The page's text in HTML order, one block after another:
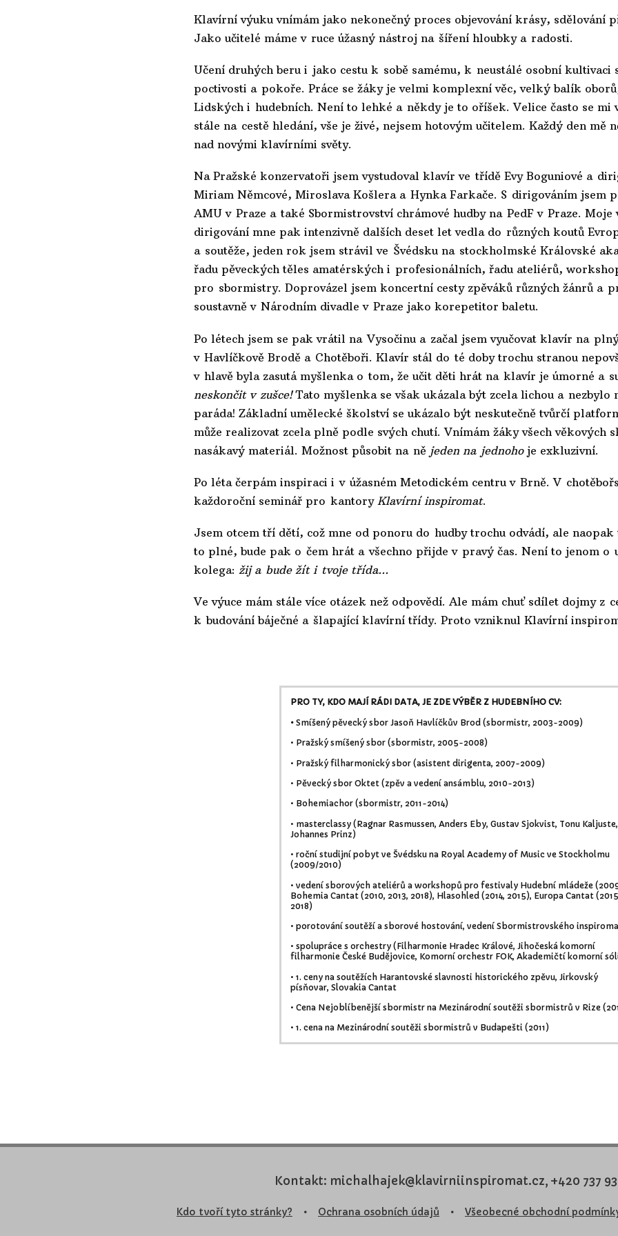
Klavírní výuku vnímám jako nekonečný proces objevování krásy, sdělování
Jako učitelé máme v ruce úžasný nástroj na šíření hloubky a radosti.
Učení druhých beru i jako cestu k sobě samému, k neustálé osobní kultivaci
poctivosti a pokoře. Práce se žáky je velmi komplexní věc, velký balík
Lidských i hudebních. Není to lehké a někdy je to oříšek. Velice často se mi
stále na cestě hledání, vše je živé, nejsem hotovým učitelem. Každý den mě
nad novými klavírními světy.
Na Pražské konzervatoři jsem vystudoval klavír ve třídě Evy Boguniové a
Miriam Němcové, Miroslava Košlera a Hynka Farkače. S dirigováním jsem
AMU v Praze a také Sbormistrovství chrámové hudby na PedF v Praze. Moje
dirigování mne pak intenzivně dalších deset let vedla do různých koutů
a soutěže, jeden rok jsem strávil ve Švédsku na stockholmské Královské
řadu pěveckých těles amatérských i profesionálních, řadu ateliérů,
pro sbormistry. Doprovázel jsem koncertní cesty zpěváků různých žánrů a
soustavně v Národním divadle v Praze jako korepetitor baletu.
Po létech jsem se pak vrátil na Vysočinu a začal jsem vyučovat klavír na
v Havlíčkově Brodě a Chotěboři. Klavír stál do té doby trochu stranou
v hlavě byla zasutá myšlenka o tom, že učit děti hrát na klavír je úmorné a
neskončit v zušce!Tato myšlenka se však ukázala být zcela lichou a nezbylo
paráda! Základní umělecké školství se ukázalo být neskutečně tvůrčí
může realizovat zcela plně podle svých chutí. Vnímám žáky všech věkových
nasákavý materiál. Možnost působit na ně jeden na jednohoje exkluzivní.
Po léta čerpám inspiraci i v úžasném Metodickém centru v Brně. V
každoroční seminář pro kantory Klavírní inspiromat.
Jsem otcem tří dětí, což mne od ponoru do hudby trochu odvádí, ale
to plné, bude pak o čem hrát a všechno přijde v pravý čas. Není to jenom o
kolega: žij a bude žít i tvoje třída...
Ve výuce mám stále více otázek než odpovědí. Ale mám chuť sdílet dojmy z
k budování báječné a šlapající klavírní třídy. Proto vzniknul Klavírní
PRO TY, KDO MAJÍ RÁDI DATA, JE ZDE VÝBĚR Z HUDEBNÍHO CV:
•Smíšený pěvecký sbor Jasoň Havlíčkův Brod (sbormistr, 2003-2009)
• Pražský smíšený sbor (sbormistr, 2005-2008)
• Pražský filharmonický sbor (asistent dirigenta, 2007-2009)
• Pěvecký sbor Oktet (zpěv a vedení ansámblu, 2010-2013)
• Bohemiachor (sbormistr, 2011-2014)
• masterclassy (Ragnar Rasmussen, Anders Eby, Gustav Sjokvist, Tonu Kaljuste,
Johannes Prinz)
• roční studijní pobyt ve Švédsku na Royal Academy of Music ve Stockholmu
(2009/2010)
• vedení sborových ateliérů a workshopů pro festivaly Hudební mládeže
Bohemia Cantat (2010, 2013, 2018), Hlasohled (2014, 2015), Europa Cantat
2018)
• porotování soutěží a sborové hostování, vedení Sbormistrovského
• spolupráce s orchestry (Filharmonie Hradec Králové, Jihočeská komorní
filharmonie České Budějovice, Komorní orchestr FOK, Akademičtí komorní
• 1. ceny na soutěžích Harantovské slavnosti historického zpěvu, Jirkovský
písňovar, Slovakia Cantat
• Cena Nejoblíbenější sbormistr na Mezinárodní soutěži sbormistrů v Rize
• 1. cena na Mezinárodní soutěži sbormistrů v Budapešti (2011)
Kontakt: michalhajek@klavirniinspiromat.cz, +420 737
Kdo tvoří tyto stránky? • Ochrana osobních údajů • Všeobecné obchodní